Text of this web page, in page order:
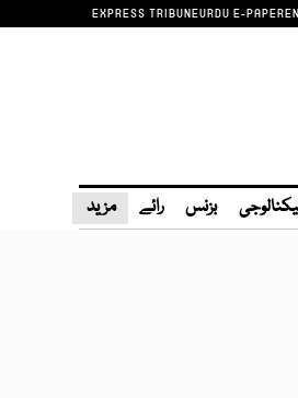
EXPRESS TRIBUNEURDU E-PAPER
بزنس رائے مزید